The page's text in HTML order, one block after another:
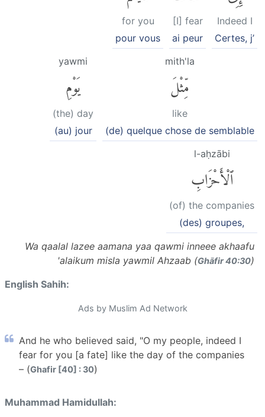
Indeed I
Certes, j’
[I] fear
ai peur
for you
pour vous
mith'la
مِّثْلَ
like
(de) quelque chose de semblable
yawmi
يَوْمِ
(the) day
(au) jour
l-aḥzābi
ٱلْأَحْزَابِ
(of) the companies
(des) groupes,
Wa qaalal lazee aamana yaa qawmi inneee akhaafu
'alaikum misla yawmil Ahzaab (Ghāfir 40:30)
English Sahih:
Ads by Muslim Ad Network
And he who believed said, "O my people, indeed I
fear for you [a fate] like the day of the companies
– (Ghafir [40] : 30)
Muhammad Hamidullah: